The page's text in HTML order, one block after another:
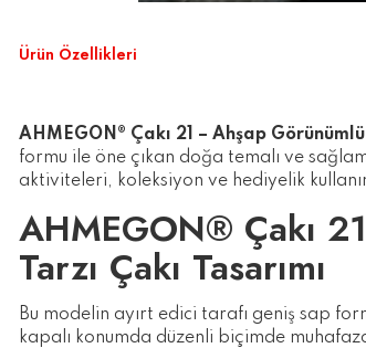
Ürün Özellikleri
AHMEGON® Çakı 21 – Ahşap
formu ile öne çıkan doğa temalı ve
aktiviteleri, koleksiyon ve hediyelik
AHMEGON® Çakı
Tarzı Çakı Tasarımı
Bu modelin ayırt edici tarafı geniş sap
kapalı konumda düzenli biçimde